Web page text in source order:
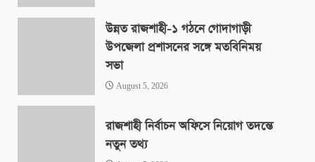
উন্নত রাজশাহী-১ গঠনে গোদাগাড়ী
উপজেলা প্রশাসনের সঙ্গে মতবিনিময়
সভা
August 5, 2026
রাজশাহী নির্বাচন অফিসে নিয়োগ তদন্তে
নতুন তথ্য